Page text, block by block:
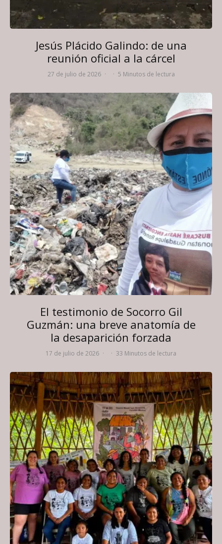
Jesús Plácido Galindo: de una
reunión oficial a la cárcel
27 de julio de 2026 · · 5 Minutos de lectura
El testimonio de Socorro Gil
Guzmán: una breve anatomía de
la desaparición forzada
17 de julio de 2026 · · 33 Minutos de lectura